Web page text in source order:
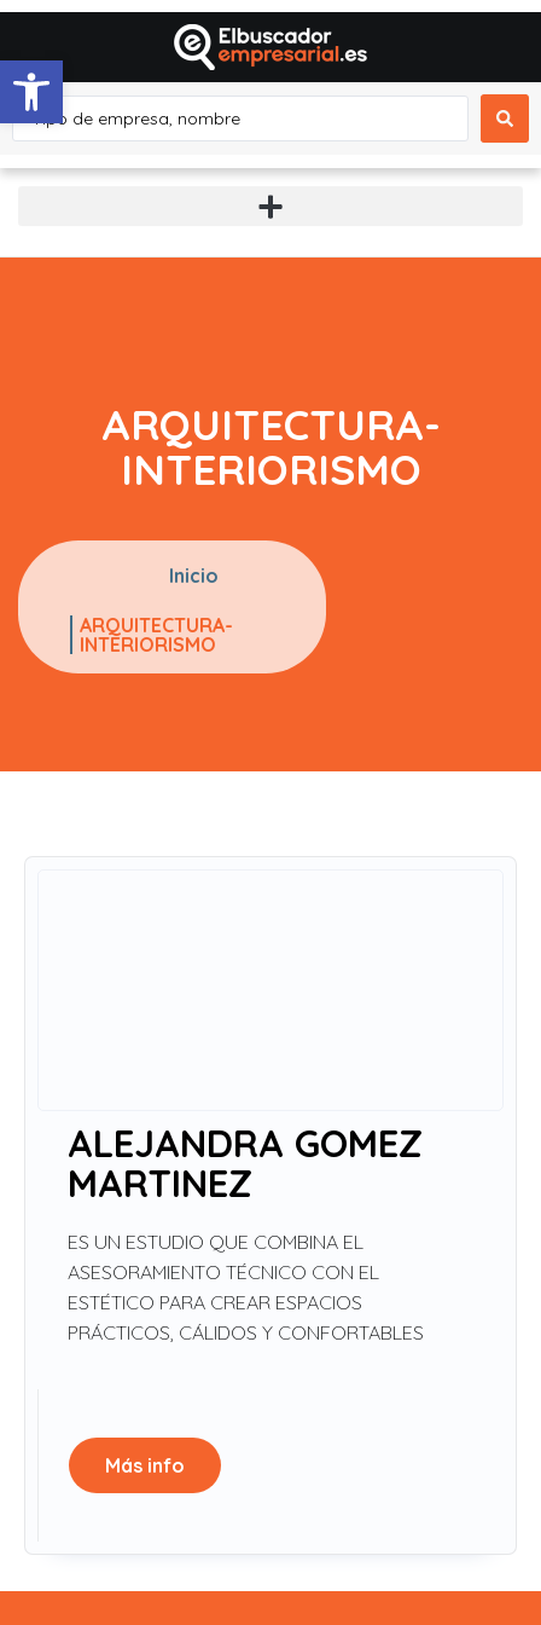
Abrir barra de herramientas
ARQUITECTURA-
INTERIORISMO
Inicio
ARQUITECTURA-
INTERIORISMO
ALEJANDRA GOMEZ
MARTINEZ
ES UN ESTUDIO QUE COMBINA EL
ASESORAMIENTO TÉCNICO CON EL
ESTÉTICO PARA CREAR ESPACIOS
PRÁCTICOS, CÁLIDOS Y CONFORTABLES
Más info